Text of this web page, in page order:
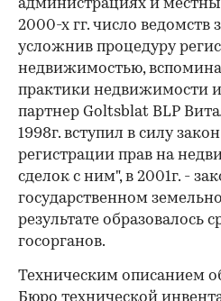
администрациях и
2000-х гг. число ведомств
усложнив процедуру
недвижимостью,
практики недвижимости и
партнер Goltsblat BLP
1998г. вступил в силу
регистрации прав на
сделок с ним", в 2001г. -
государственном
результате образовалось
госорганов.
Техническим описанием
Бюро технической